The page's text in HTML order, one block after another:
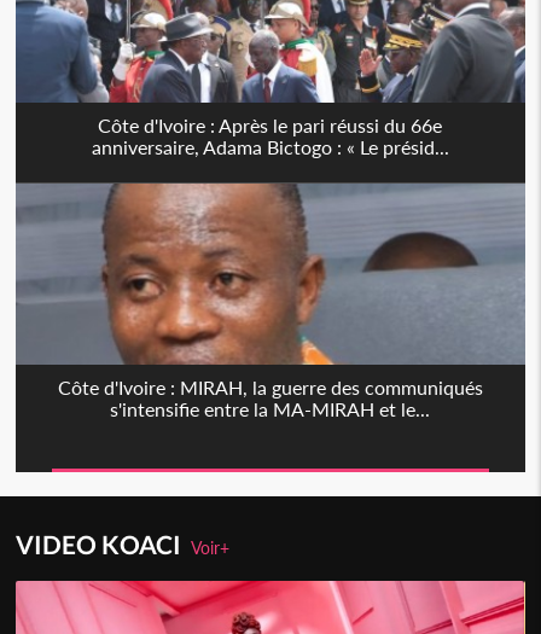
Côte d'Ivoire : Après le pari réussi du 66e
anniversaire, Adama Bictogo : « Le présid...
Côte d'Ivoire : MIRAH, la guerre des communiqués
s'intensifie entre la MA-MIRAH et le...
VIDEO KOACIVoir+